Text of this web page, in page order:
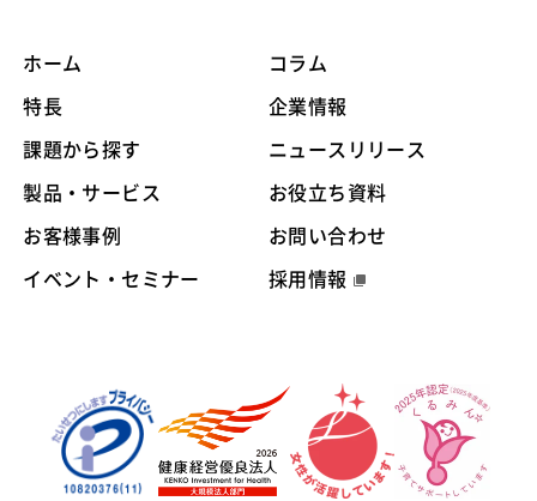
ホーム
特長
課題から探す
製品・サービス
お客様事例
イベント・セミナー
コラム
企業情報
ニュースリリース
お役立ち資料
お問い合わせ
採用情報